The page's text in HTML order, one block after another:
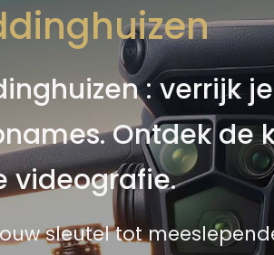
: verrijk
Ontdek de
videografie.
sleutel tot